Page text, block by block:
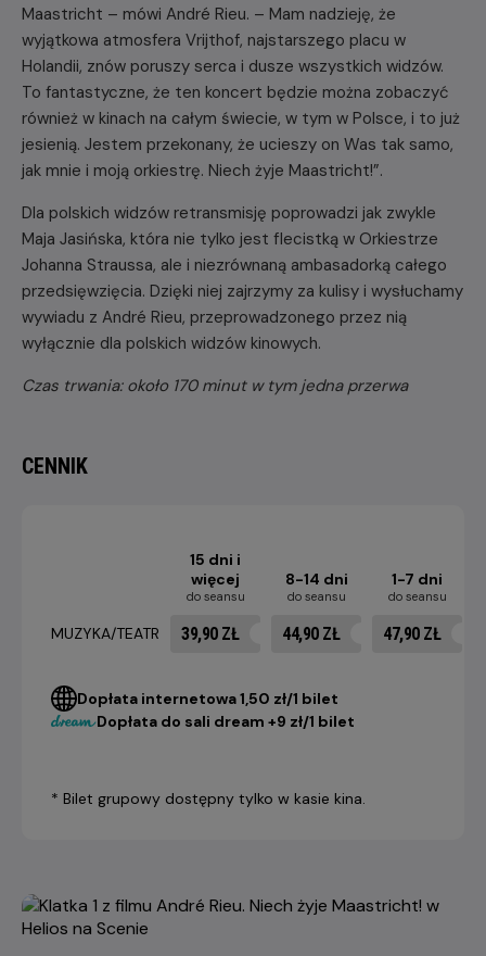
Maastricht – mówi André Rieu. – Mam nadzieję, że
wyjątkowa atmosfera Vrijthof, najstarszego placu w
Holandii, znów poruszy serca i dusze wszystkich widzów.
To fantastyczne, że ten koncert będzie można zobaczyć
również w kinach na całym świecie, w tym w Polsce, i to już
jesienią. Jestem przekonany, że ucieszy on Was tak samo,
jak mnie i moją orkiestrę. Niech żyje Maastricht!”.
Dla polskich widzów retransmisję poprowadzi jak zwykle
Maja Jasińska, która nie tylko jest flecistką w Orkiestrze
Johanna Straussa, ale i niezrównaną ambasadorką całego
przedsięwzięcia. Dzięki niej zajrzymy za kulisy i wysłuchamy
wywiadu z André Rieu, przeprowadzonego przez nią
wyłącznie dla polskich widzów kinowych.
Czas trwania: około 170 minut w tym jedna przerwa
CENNIK
15 dni i
więcej
do seansu
8-14 dni
do seansu
1-7 dni
do seansu
MUZYKA/TEATR 39,90 ZŁ 44,90 ZŁ 47,90 ZŁ
Dopłata internetowa 1,50 zł/1 bilet
Dopłata do sali dream +9 zł/1 bilet
* Bilet grupowy dostępny tylko w kasie kina.